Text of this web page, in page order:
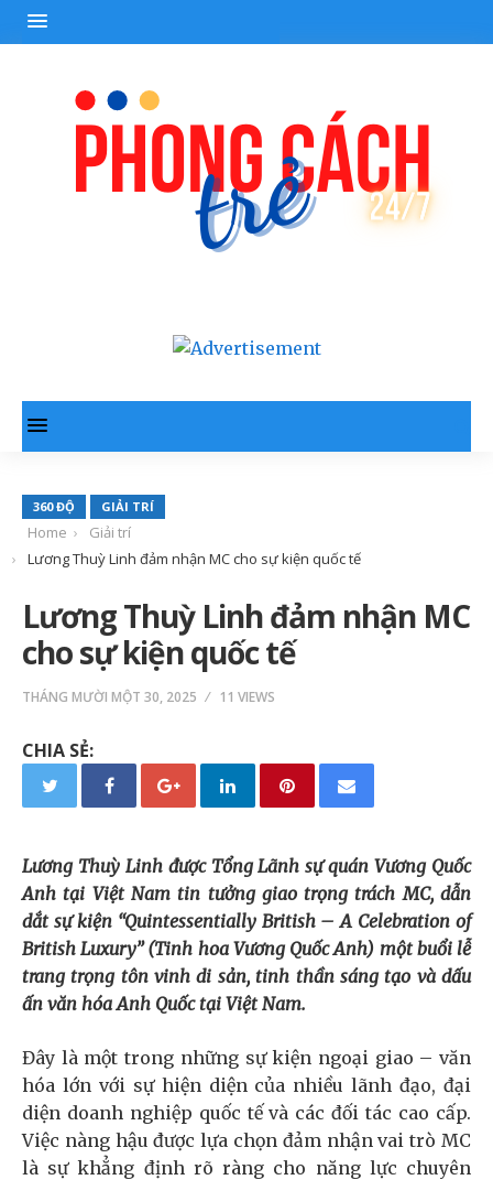
360 ĐỘ GIẢI TRÍ
Home
Giải trí
Lương Thuỳ Linh đảm nhận MC cho sự kiện quốc tế
Lương Thuỳ Linh đảm nhận MC
cho sự kiện quốc tế
THÁNG MƯỜI MỘT 30, 2025 11 VIEWS
CHIA SẺ:
Lương Thuỳ Linh được Tổng Lãnh sự quán Vương Quốc
Anh tại Việt Nam tin tưởng giao trọng trách MC, dẫn
dắt sự kiện “Quintessentially British – A Celebration of
British Luxury” (Tinh hoa Vương Quốc Anh) một buổi lễ
trang trọng tôn vinh di sản, tinh thần sáng tạo và dấu
ấn văn hóa Anh Quốc tại Việt Nam.
Đây là một trong những sự kiện ngoại giao – văn
hóa lớn với sự hiện diện của nhiều lãnh đạo, đại
diện doanh nghiệp quốc tế và các đối tác cao cấp.
Việc nàng hậu được lựa chọn đảm nhận vai trò MC
là sự khẳng định rõ ràng cho năng lực chuyên